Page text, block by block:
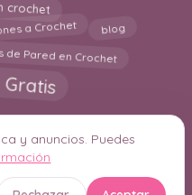
crochet
a Crochet blog
de Pared en Crochet
derechos reservados.
y anuncios. Puedes